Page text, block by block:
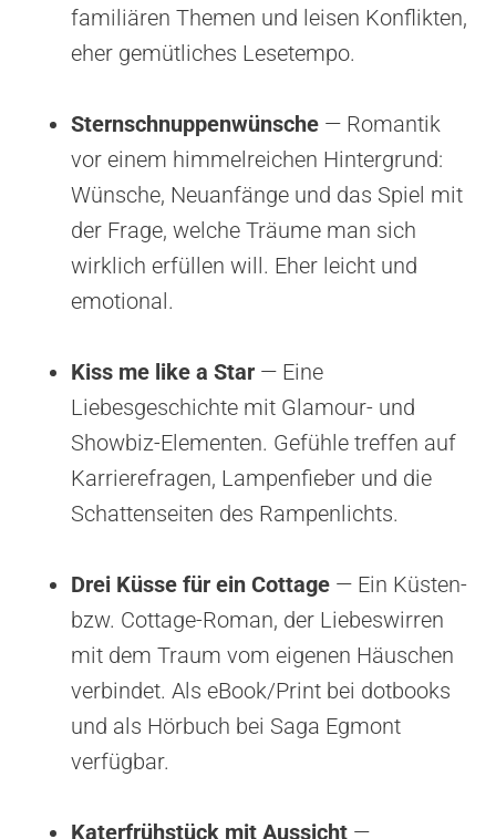
familiären Themen und leisen Konflikten,
eher gemütliches Lesetempo.
Sternschnuppenwünsche — Romantik
vor einem himmelreichen Hintergrund:
Wünsche, Neuanfänge und das Spiel mit
der Frage, welche Träume man sich
wirklich erfüllen will. Eher leicht und
emotional.
Kiss me like a Star — Eine
Liebesgeschichte mit Glamour- und
Showbiz-Elementen. Gefühle treffen auf
Karrierefragen, Lampenfieber und die
Schattenseiten des Rampenlichts.
Drei Küsse für ein Cottage — Ein Küsten-
bzw. Cottage-Roman, der Liebeswirren
mit dem Traum vom eigenen Häuschen
verbindet. Als eBook/Print bei dotbooks
und als Hörbuch bei Saga Egmont
verfügbar.
Katerfrühstück mit Aussicht —